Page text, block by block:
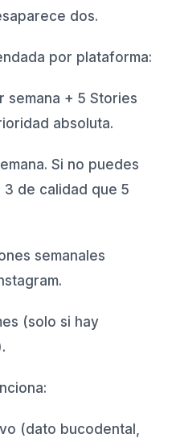
dos.
por plataforma:
semana + 5 Stories
absoluta.
Si no puedes
3 de calidad que 5
semanales
(solo si hay
(dato bucodental,